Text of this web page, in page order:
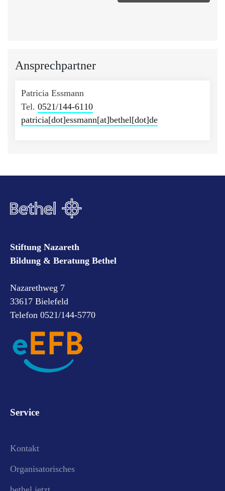
Ansprechpartner
Patricia Essmann
Tel. 0521/144-6110
patricia[dot]essmann[at]bethel[dot]de
Stiftung Nazareth
Bildung & Beratung Bethel
Nazarethweg 7
33617 Bielefeld
Telefon 0521/144-5770
Service
Kontakt
Organisatorisches